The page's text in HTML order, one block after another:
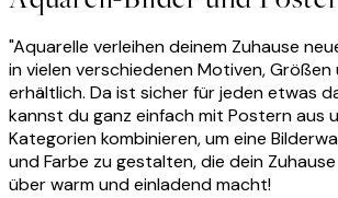
"Aquarelle verleihen deinem Zuhause
in vielen verschiedenen Motiven, Größen
erhältlich. Da ist sicher für jeden etwas
kannst du ganz einfach mit Postern aus
Kategorien kombinieren, um eine
und Farbe zu gestalten, die dein
über warm und einladend macht!